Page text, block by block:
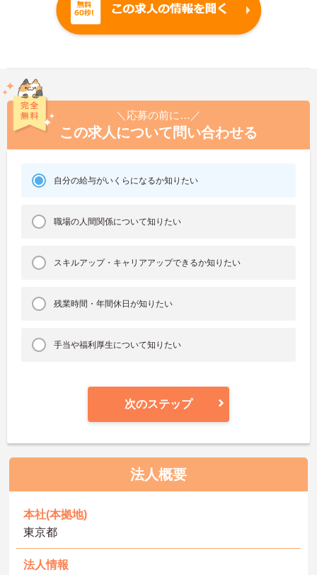
＼応募の前に…／
この求人について問い合わせる
自分の給与がいくらになるか知りたい
職場の人間関係について知りたい
スキルアップ・キャリアアップできるか知りたい
残業時間・年間休日が知りたい
手当や福利厚生について知りたい
次のステップ
法人概要
本社(本拠地)
東京都
法人情報